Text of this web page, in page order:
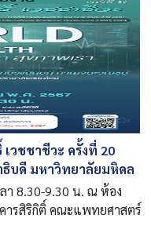
วชชาชีวะ ครั้งที่ 20
บดี มหาวิทยาลัยมหิดล
า 8.30-9.30 น. ณ ห้อง
ารสิริกิติ์ คณะแพทยศาสตร์